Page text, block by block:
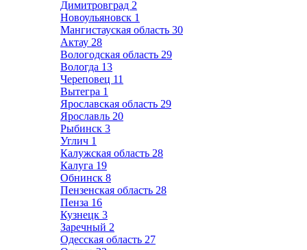
Димитровград 2
Новоульяновск 1
Мангистауская область 30
Актау 28
Вологодская область 29
Вологда 13
Череповец 11
Вытегра 1
Ярославская область 29
Ярославль 20
Рыбинск 3
Углич 1
Калужская область 28
Калуга 19
Обнинск 8
Пензенская область 28
Пенза 16
Кузнецк 3
Заречный 2
Одесская область 27